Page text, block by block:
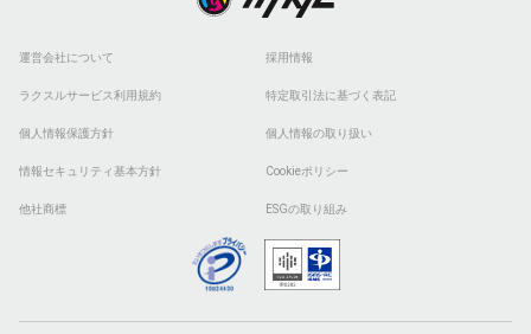
運営会社について 採用情報
ラクスルサービス利用規約 特定取引法に基づく表記
個人情報保護方針 個人情報の取り扱い
情報セキュリティ基本方針 Cookieポリシー
他社商標 ESGの取り組み